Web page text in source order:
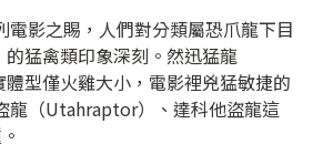
電影之賜，人們對分類屬恐爪龍下目
的猛禽類印象深刻。然迅猛龍
體型僅火雞大小，電影裡兇猛敏捷的
龍（Utahraptor）、達科他盜龍這